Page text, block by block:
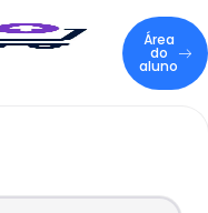
Área
do
aluno